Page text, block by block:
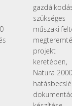
szükséges
műszaki
projekt
keretében,
Natura 2000